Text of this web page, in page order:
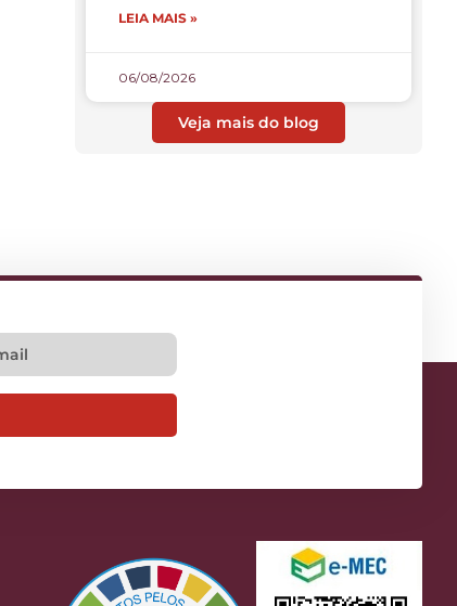
LEIA MAIS »
06/08/2026
Veja mais do blog